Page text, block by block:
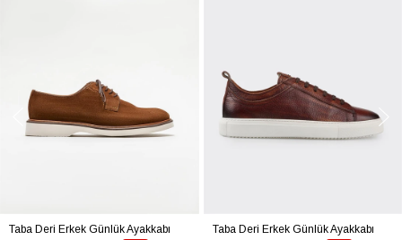
Taba Deri Erkek Günlük Ayakkabı Taba Deri Erkek Günlük Ayakkabı